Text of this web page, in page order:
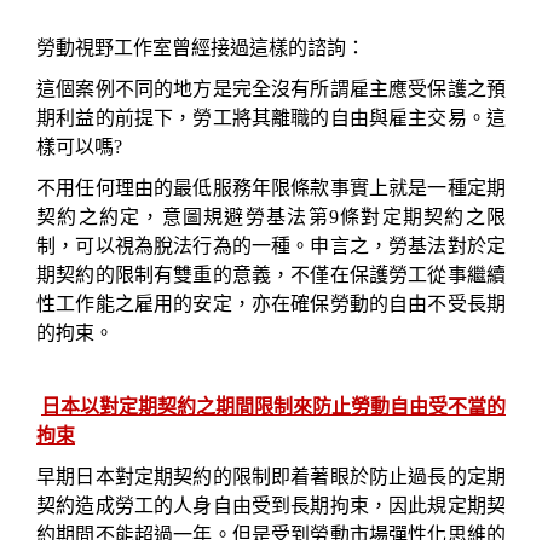
勞動視野工作室曾經接過這樣的諮詢：
這個案例不同的地方是完全沒有所謂雇主應受保護之預
期利益的前提下，勞工將其離職的自由與雇主交易。這
樣可以嗎?
不用任何理由的最低服務年限條款事實上就是一種定期
契約之約定，意圖規避勞基法第9條對定期契約之限
制，可以視為脫法行為的一種。申言之，勞基法對於定
期契約的限制有雙重的意義，不僅在保護勞工從事繼續
性工作能之雇用的安定，亦在確保勞動的自由不受長期
的拘束。
日本以對定期契約之期間限制來防止勞動自由受不當的
拘束
早期日本對定期契約的限制即着著眼於防止過長的定期
契約造成勞工的人身自由受到長期拘束，因此規定期契
約期間不能超過一年。但是受到勞動市場彈性化思維的